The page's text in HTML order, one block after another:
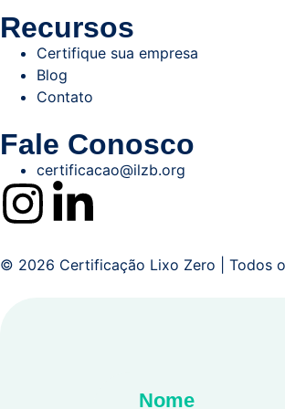
Recursos
Certifique sua empresa
Blog
Contato
Fale Conosco
certificacao@ilzb.org
© 2026 Certificação Lixo Zero | Todos
Nome